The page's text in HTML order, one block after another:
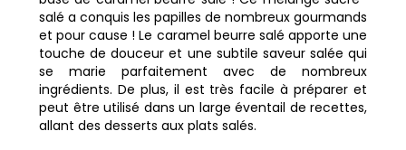
salé a conquis les papilles de nombreux gourmands
et pour cause ! Le caramel beurre salé apporte une
touche de douceur et une subtile saveur salée qui
se marie parfaitement avec de nombreux
ingrédients. De plus, il est très facile à préparer et
peut être utilisé dans un large éventail de recettes,
allant des desserts aux plats salés.